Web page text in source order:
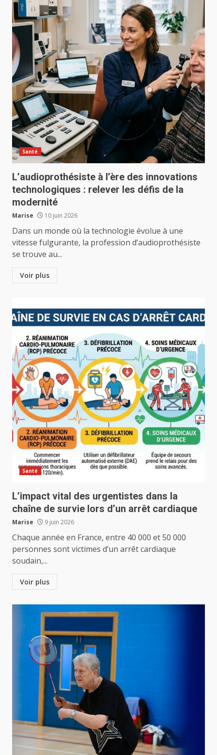
Santé
L’audioprothésiste à l’ère des innovations
technologiques : relever les défis de la
modernité
Marise 10 juin 2026
Dans un monde où la technologie évolue à une
vitesse fulgurante, la profession d’audioprothésiste
se trouve au...
Voir plus
Santé
L’impact vital des urgentistes dans la
chaîne de survie lors d’un arrêt cardiaque
Marise 9 juin 2026
Chaque année en France, entre 40 000 et 50 000
personnes sont victimes d’un arrêt cardiaque
soudain,...
Voir plus